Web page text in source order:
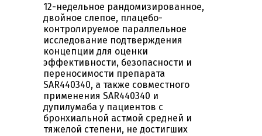
12-недельное рандомизированное,
двойное слепое, плацебо-
контролируемое параллельное
исследование подтверждения
концепции для оценки
эффективности, безопасности и
переносимости препарата
SAR440340, а также совместного
применения SAR440340 и
дупилумаба у пациентов с
бронхиальной астмой средней и
тяжелой степени, не достигших